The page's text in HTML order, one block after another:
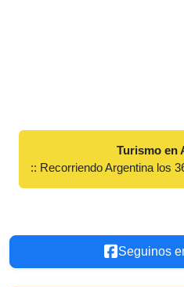
Turismo en
:: Recorriendo Argentina los
Seguinos